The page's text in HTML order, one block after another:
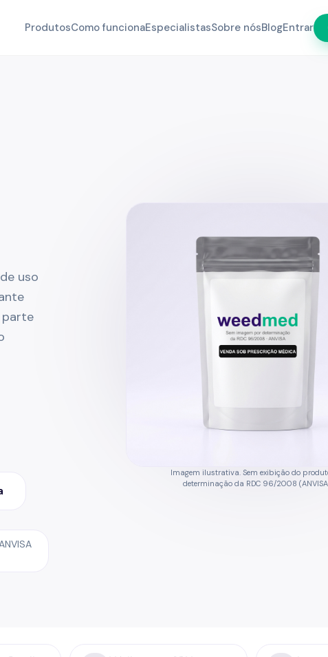
ProdutosComo funcionaEspecialistasSobre nósBlogEntrar
uso
parte
Imagem ilustrativa. Sem exibição do
determinação da RDC 96/2008